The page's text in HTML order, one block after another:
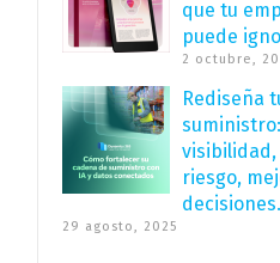
que tu
puede
2 octubre,
Rediseña
visibilidad,
riesgo,
decisiones.
29 agosto, 2025